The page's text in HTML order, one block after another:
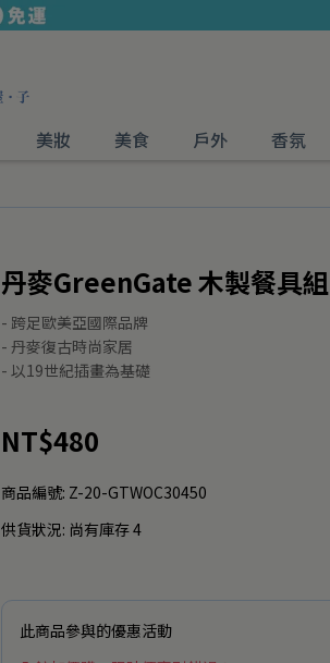
美妝 美食 戶外 香氛
丹麥GreenGate 木製餐具組
- 跨足歐美亞國際品牌
- 丹麥復古時尚家居
- 以19世紀插畫為基礎
NT$480
商品編號: Z-20-GTWOC30450
供貨狀況: 尚有庫存 4
此商品參與的優惠活動